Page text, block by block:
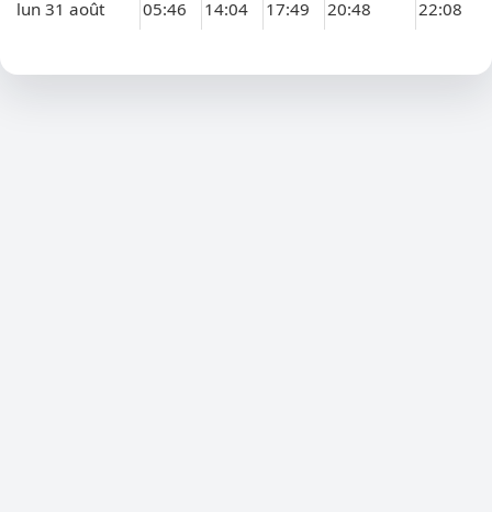
lun 31 août 05:46 14:04 17:49 20:48 22:08